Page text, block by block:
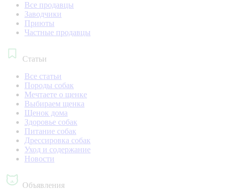
Все продавцы
Заводчики
Приюты
Частные продавцы
Статьи
Все статьи
Породы собак
Мечтаете о щенке
Выбираем щенка
Щенок дома
Здоровье собак
Питание собак
Дрессировка собак
Уход и содержание
Новости
Объявления